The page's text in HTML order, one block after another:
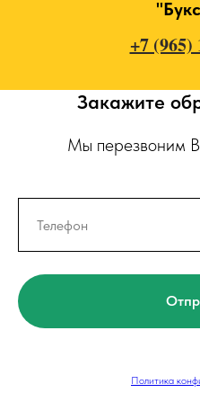
+7 (965)
Закажите
Мы перезвоним
Политика